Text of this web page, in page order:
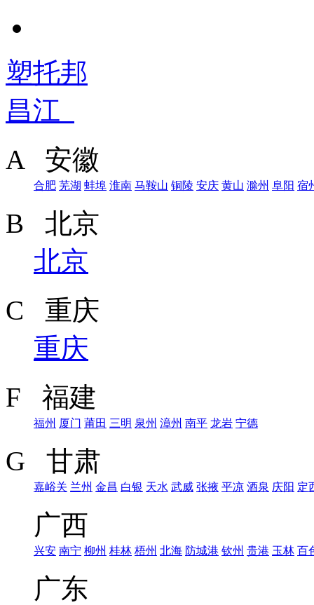
塑托邦
昌江
A 安徽
合肥 芜湖 蚌埠 淮南 马鞍山 铜陵 安庆 黄山 滁州 阜阳 宿
B 北京
北京
C 重庆
重庆
F 福建
福州 厦门 莆田 三明 泉州 漳州 南平 龙岩 宁德
G 甘肃
嘉峪关 兰州 金昌 白银 天水 武威 张掖 平凉 酒泉 庆阳 定
广西
兴安 南宁 柳州 桂林 梧州 北海 防城港 钦州 贵港 玉林 百
广东